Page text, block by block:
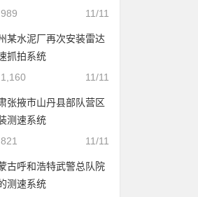
11/11
989
某水泥厂再次安装雷达
抓拍系统
11/11
1,160
张掖市山丹县部队营区
测速系统
11/11
821
古呼和浩特武警总队院
测速系统